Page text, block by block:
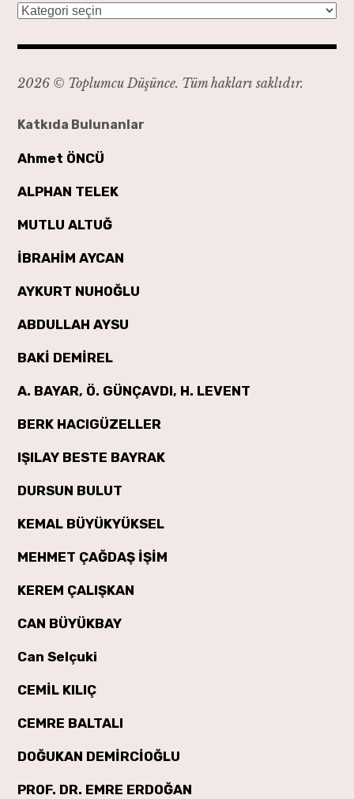
Kategoriler
2026 © Toplumcu Düşünce. Tüm hakları saklıdır.
Katkıda Bulunanlar
Ahmet ÖNCÜ
ALPHAN TELEK
MUTLU ALTUĞ
İBRAHİM AYCAN
AYKURT NUHOĞLU
ABDULLAH AYSU
BAKİ DEMİREL
A. BAYAR, Ö. GÜNÇAVDI, H. LEVENT
BERK HACIGÜZELLER
IŞILAY BESTE BAYRAK
DURSUN BULUT
KEMAL BÜYÜKYÜKSEL
MEHMET ÇAĞDAŞ İŞİM
KEREM ÇALIŞKAN
CAN BÜYÜKBAY
Can Selçuki
CEMİL KILIÇ
CEMRE BALTALI
DOĞUKAN DEMİRCİOĞLU
PROF. DR. EMRE ERDOĞAN